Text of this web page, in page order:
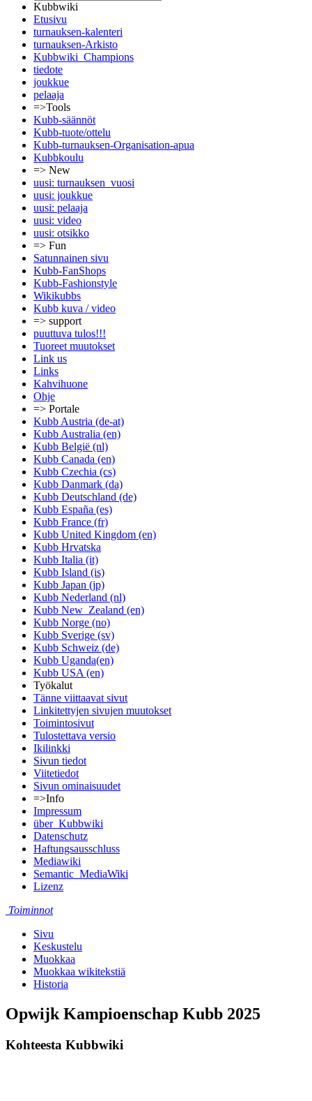
Kubbwiki
Etusivu
turnauksen-kalenteri
turnauksen-Arkisto
Kubbwiki_Champions
tiedote
joukkue
pelaaja
=>Tools
Kubb-säännöt
Kubb-tuote/ottelu
Kubb-turnauksen-Organisation-apua
Kubbkoulu
=> New
uusi: turnauksen_vuosi
uusi: joukkue
uusi: pelaaja
uusi: video
uusi: otsikko
=> Fun
Satunnainen sivu
Kubb-FanShops
Kubb-Fashionstyle
Wikikubbs
Kubb kuva / video
=> support
puuttuva tulos!!!
Tuoreet muutokset
Link us
Links
Kahvihuone
Ohje
=> Portale
Kubb Austria (de-at)
Kubb Australia (en)
Kubb België (nl)
Kubb Canada (en)
Kubb Czechia (cs)
Kubb Danmark (da)
Kubb Deutschland (de)
Kubb España (es)
Kubb France (fr)
Kubb United Kingdom (en)
Kubb Hrvatska
Kubb Italia (it)
Kubb Island (is)
Kubb Japan (jp)
Kubb Nederland (nl)
Kubb New_Zealand (en)
Kubb Norge (no)
Kubb Sverige (sv)
Kubb Schweiz (de)
Kubb Uganda(en)
Kubb USA (en)
Työkalut
Tänne viittaavat sivut
Linkitettyjen sivujen muutokset
Toimintosivut
Tulostettava versio
Ikilinkki
Sivun tiedot
Viitetiedot
Sivun ominaisuudet
=>Info
Impressum
über_Kubbwiki
Datenschutz
Haftungsausschluss
Mediawiki
Semantic_MediaWiki
Lizenz
Toiminnot
Sivu
Keskustelu
Muokkaa
Muokkaa wikitekstiä
Historia
Opwijk Kampioenschap Kubb 2025
Kohteesta Kubbwiki